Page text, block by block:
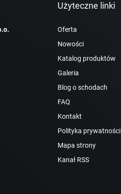
Użyteczne linki
Oferta
Nowości
Katalog produktów
Galeria
Blog o schodach
FAQ
Kontakt
Polityka prywatności
Mapa strony
Kanał RSS